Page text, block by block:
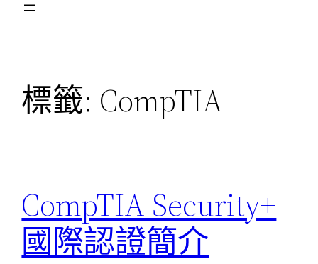
標籤: CompTIA
CompTIA Security+
國際認證簡介